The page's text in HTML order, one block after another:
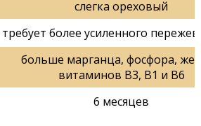
слегка ореховый
требует более усиленного
больше марганца, фосфора,
витаминов В3, В1 и В6
6 месяцев